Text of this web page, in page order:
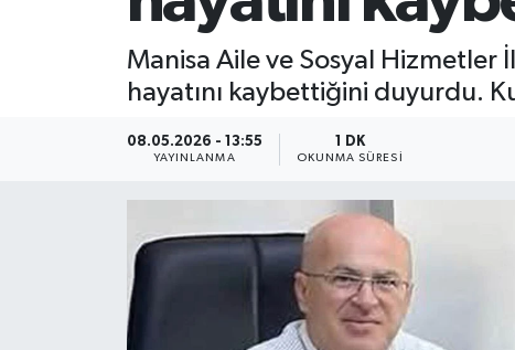
Manisa Aile ve Sosyal Hizmetler
hayatını kaybettiğini duyurdu.
08.05.2026 - 13:55
YAYINLANMA
1 DK
OKUNMA SÜRESI
Resmi İlan
Son Dakika Haberleri
Haber Arşivi